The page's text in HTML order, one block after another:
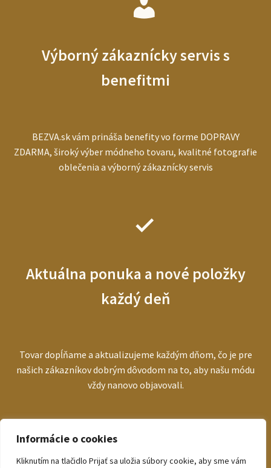
Informácie o cookies
Kliknutím na tlačidlo Prijať sa uložia súbory cookie, aby sme vám
Výborný zákaznícky servis s
benefitmi
BEZVA.sk vám prináša benefity vo forme DOPRAVY
ZDARMA, široký výber módneho tovaru, kvalitné fotografie
oblečenia a výborný zákaznícky servis
Aktuálna ponuka a nové položky
každý deň
Tovar dopĺňame a aktualizujeme každým dňom, čo je pre
našich zákazníkov dobrým dôvodom na to, aby našu módu
vždy nanovo objavovali.
© bezva.sk 2026